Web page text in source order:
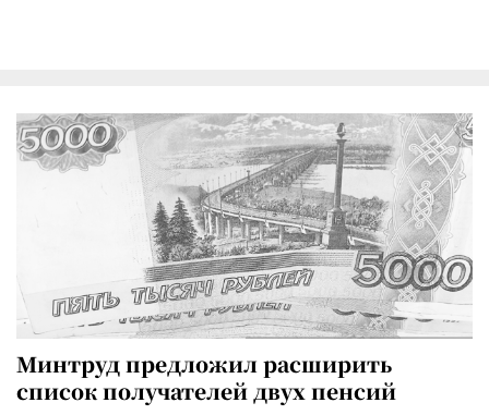
Минтруд предложил расширить
список получателей двух пенсий